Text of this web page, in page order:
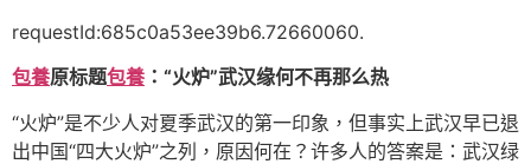
requestId:685c0a53ee39b6.72660060.
包養原标题包養 ：“火炉”武汉缘何不再那么热
“火炉”是不少人对夏季武汉的第一印象，但事实上武汉早已退
出中国“四大火炉”之列，原因何在？许多人的答案是：武汉绿